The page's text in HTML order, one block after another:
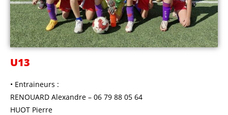
U13
• Entraineurs :
RENOUARD Alexandre – 06 79 88 05 64
HUOT Pierre